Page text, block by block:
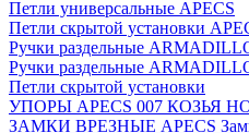
Петли универсальные APECS
Петли скрытой установки
Ручки раздельные
Ручки раздельные
Петли скрытой установки
УПОРЫ APECS 007 КОЗЬЯ
ЗАМКИ ВРЕЗНЫЕ APECS